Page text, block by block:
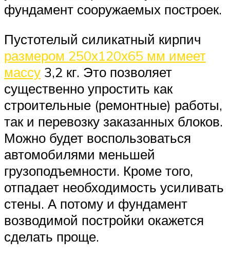
фундамент сооружаемых построек.
Пустотелый силикатный кирпич
размером 250х120х65 мм имеет
массу 3,2 кг. Это позволяет
существенно упростить как
строительные (ремонтные) работы,
так и перевозку заказанных блоков.
Можно будет воспользоваться
автомобилями меньшей
грузоподъемности. Кроме того,
отпадает необходимость усиливать
стены. А потому и фундамент
возводимой постройки окажется
сделать проще.